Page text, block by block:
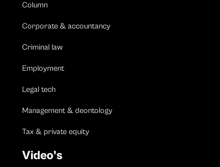
Column
Corporate & accountancy
Criminal law
Employment
Legal tech
Management & deontology
Tax & private equity
Video’s